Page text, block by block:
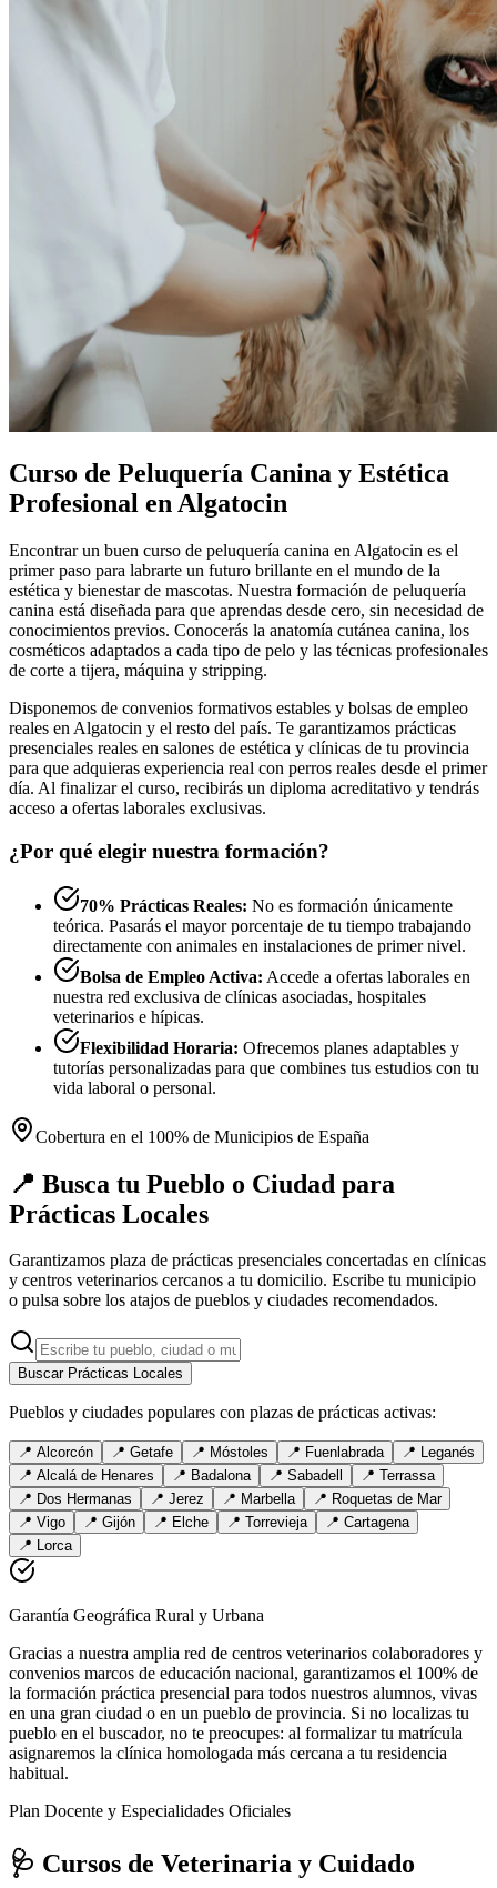
Curso de Peluquería Canina y Estética
Profesional en Algatocin
Encontrar un buen curso de peluquería canina en Algatocin es el
primer paso para labrarte un futuro brillante en el mundo de la
estética y bienestar de mascotas. Nuestra formación de peluquería
canina está diseñada para que aprendas desde cero, sin necesidad de
conocimientos previos. Conocerás la anatomía cutánea canina, los
cosméticos adaptados a cada tipo de pelo y las técnicas profesionales
de corte a tijera, máquina y stripping.
Disponemos de convenios formativos estables y bolsas de empleo
reales en Algatocin y el resto del país. Te garantizamos prácticas
presenciales reales en salones de estética y clínicas de tu provincia
para que adquieras experiencia real con perros reales desde el primer
día. Al finalizar el curso, recibirás un diploma acreditativo y tendrás
acceso a ofertas laborales exclusivas.
¿Por qué elegir nuestra formación?
70% Prácticas Reales: No es formación únicamente
teórica. Pasarás el mayor porcentaje de tu tiempo trabajando
directamente con animales en instalaciones de primer nivel.
Bolsa de Empleo Activa: Accede a ofertas laborales en
nuestra red exclusiva de clínicas asociadas, hospitales
veterinarios e hípicas.
Flexibilidad Horaria: Ofrecemos planes adaptables y
tutorías personalizadas para que combines tus estudios con tu
vida laboral o personal.
Cobertura en el 100% de Municipios de España
📍 Busca tu Pueblo o Ciudad para
Prácticas Locales
Garantizamos plaza de prácticas presenciales concertadas en clínicas
y centros veterinarios cercanos a tu domicilio. Escribe tu municipio
o pulsa sobre los atajos de pueblos y ciudades recomendados.
Buscar Prácticas Locales
Pueblos y ciudades populares con plazas de prácticas activas:
📍 Alcorcón 📍 Getafe 📍 Móstoles 📍 Fuenlabrada 📍 Leganés
📍 Alcalá de Henares 📍 Badalona 📍 Sabadell 📍 Terrassa
📍 Dos Hermanas 📍 Jerez 📍 Marbella 📍 Roquetas de Mar
📍 Vigo 📍 Gijón 📍 Elche 📍 Torrevieja 📍 Cartagena
📍 Lorca
Garantía Geográfica Rural y Urbana
Gracias a nuestra amplia red de centros veterinarios colaboradores y
convenios marcos de educación nacional, garantizamos el 100% de
la formación práctica presencial para todos nuestros alumnos, vivas
en una gran ciudad o en un pueblo de provincia. Si no localizas tu
pueblo en el buscador, no te preocupes: al formalizar tu matrícula
asignaremos la clínica homologada más cercana a tu residencia
habitual.
Plan Docente y Especialidades Oficiales
🩺 Cursos de Veterinaria y Cuidado